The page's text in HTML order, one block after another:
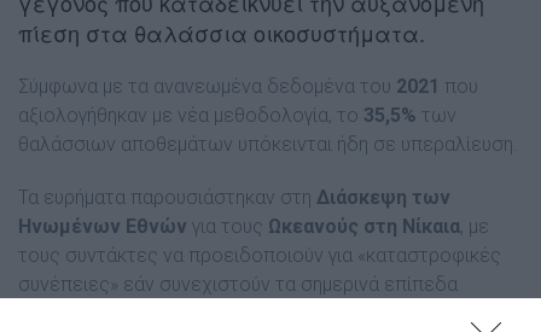
πίεση στα θαλάσσια οικοσυστήματα.
Σύμφωνα με τα ανανεωμένα δεδομένα του 2021 που
αξιολογήθηκαν με νέα μεθοδολογία, το 35,5% των
θαλάσσιων αποθεμάτων υπόκεινται ήδη σε υπεραλίευση.
Τα ευρήματα παρουσιάστηκαν στη Διάσκεψη των
Ηνωμένων Εθνών για τους Ωκεανούς στη Νίκαια, με
τους συντάκτες να προειδοποιούν για «καταστροφικές
συνέπειες» εάν συνεχιστούν τα σημερινά επίπεδα